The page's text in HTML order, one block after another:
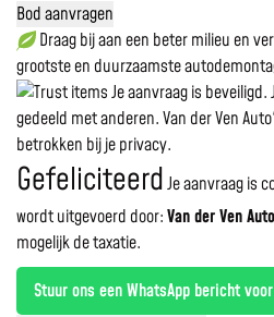
Bod aanvragen
Draag bij aan een beter milieu en
grootste en duurzaamste
Je aanvraag is
gedeeld met anderen. Van der Ven
betrokken bij je privacy.
GefeliciteerdJe aanvraag is
wordt uitgevoerd door:Van der Ven
mogelijk de taxatie.
Stuur ons een WhatsApp bericht